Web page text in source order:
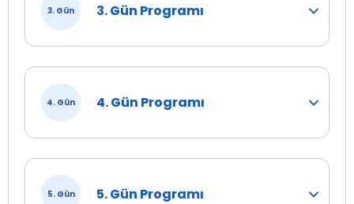
3. Gün 3. Gün Programı
4. Gün 4. Gün Programı
5. Gün 5. Gün Programı